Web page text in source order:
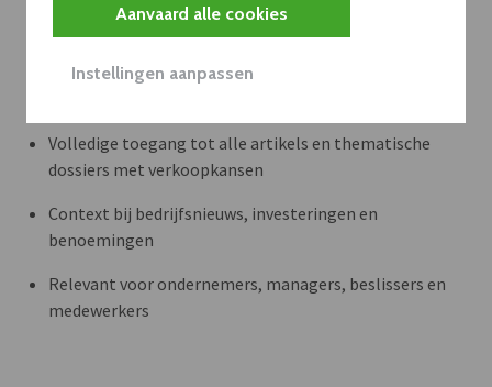
Aanvaard alle cookies
Instellingen aanpassen
zakelijke context — met inzicht in sectoren, bedrijven en
WAAROM BEDRIJVEN DVO GEBRUIKEN
Volledige toegang tot alle artikels en thematische
dossiers met verkoopkansen
Context bij bedrijfsnieuws, investeringen en
benoemingen
Relevant voor ondernemers, managers, beslissers en
medewerkers